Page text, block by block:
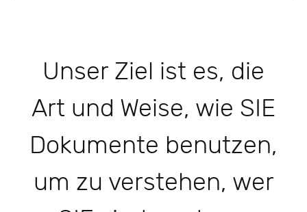
Unser Ziel ist es, die
Art und Weise, wie SIE
Dokumente benutzen,
um zu verstehen, wer